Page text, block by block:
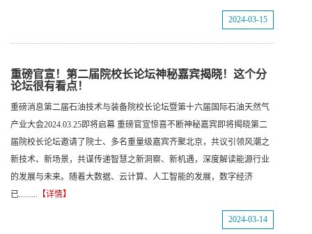
2024-03-15
重磅官宣！第二届院校长论坛神秘嘉宾揭晓！这个分
论坛很有看点！
重磅消息第二届石油技术与装备院校长论坛暨第十六届国际石油天然气
产业大会2024.03.25即将启幕 重磅官宣惊喜不断神秘嘉宾即将揭晓第二
届院校长论坛邀请了院士、多名重量级嘉宾齐聚北京，共议引领风潮之
新技术、新场景，共谋传递智慧之新洞察、新机遇，深度解读能源行业
的发展与未来。随着大数据、云计算、人工智能的发展，数字经济
已......... 【详情】
2024-03-14